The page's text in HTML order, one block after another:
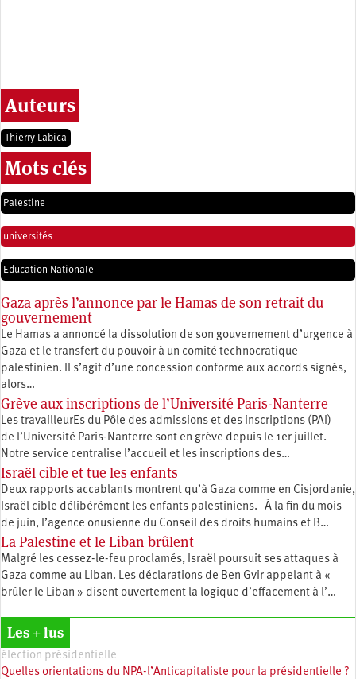
Auteurs
Thierry Labica
Mots clés
Palestine
universités
Education Nationale
Gaza après l’annonce par le Hamas de son retrait du
gouvernement
Le Hamas a annoncé la dissolution de son gouvernement d’urgence à
Gaza et le transfert du pouvoir à un comité technocratique
palestinien. Il s’agit d’une concession conforme aux accords signés,
alors…
Grève aux inscriptions de l’Université Paris-Nanterre
Les travailleurEs du Pôle des admissions et des inscriptions (PAI)
de l’Université Paris-Nanterre sont en grève depuis le 1er juillet.
Notre service centralise l’accueil et les inscriptions des…
Israël cible et tue les enfants
Deux rapports accablants montrent qu’à Gaza comme en Cisjordanie,
Israël cible délibérément les enfants palestiniens. À la fin du mois
de juin, l’agence onusienne du Conseil des droits humains et B…
La Palestine et le Liban brûlent
Malgré les cessez-le-feu proclamés, Israël poursuit ses attaques à
Gaza comme au Liban. Les déclarations de Ben Gvir appelant à «
brûler le Liban » disent ouvertement la logique d’effacement à l’…
Les + lus
élection présidentielle
Quelles orientations du NPA-l’Anticapitaliste pour la présidentielle ?